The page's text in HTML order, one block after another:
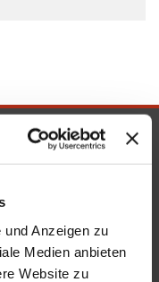
Anzeigen zu
Medien anbieten
Website zu